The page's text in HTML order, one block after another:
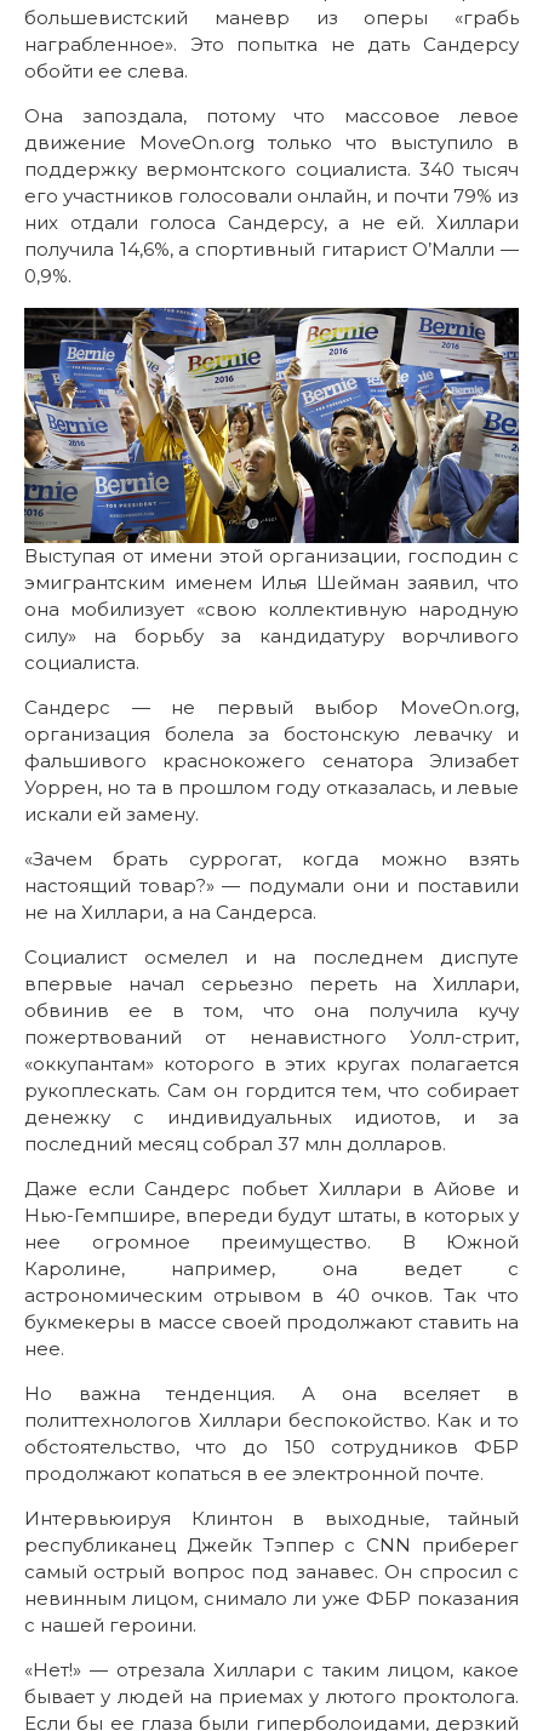
большевистский маневр из оперы «грабь
награбленное». Это попытка не дать Сандерсу
обойти ее слева.
Она запоздала, потому что массовое левое
движение MoveOn.org только что выступило в
поддержку вермонтского социалиста. 340 тысяч
его участников голосовали онлайн, и почти 79% из
них отдали голоса Сандерсу, а не ей. Хиллари
получила 14,6%, а спортивный гитарист О’Малли —
0,9%.
Выступая от имени этой организации, господин с
эмигрантским именем Илья Шейман заявил, что
она мобилизует «свою коллективную народную
силу» на борьбу за кандидатуру ворчливого
социалиста.
Сандерс — не первый выбор MoveOn.org,
организация болела за бостонскую левачку и
фальшивого краснокожего сенатора Элизабет
Уоррен, но та в прошлом году отказалась, и левые
искали ей замену.
«Зачем брать суррогат, когда можно взять
настоящий товар?» — подумали они и поставили
не на Хиллари, а на Сандерса.
Социалист осмелел и на последнем диспуте
впервые начал серьезно переть на Хиллари,
обвинив ее в том, что она получила кучу
пожертвований от ненавистного Уолл-стрит,
«оккупантам» которого в этих кругах полагается
рукоплескать. Сам он гордится тем, что собирает
денежку с индивидуальных идиотов, и за
последний месяц собрал 37 млн долларов.
Даже если Сандерс побьет Хиллари в Айове и
Нью-Гемпшире, впереди будут штаты, в которых у
нее огромное преимущество. В Южной
Каролине, например, она ведет с
астрономическим отрывом в 40 очков. Так что
букмекеры в массе своей продолжают ставить на
нее.
Но важна тенденция. А она вселяет в
политтехнологов Хиллари беспокойство. Как и то
обстоятельство, что до 150 сотрудников ФБР
продолжают копаться в ее электронной почте.
Интервьюируя Клинтон в выходные, тайный
республиканец Джейк Тэппер с CNN приберег
самый острый вопрос под занавес. Он спросил с
невинным лицом, снимало ли уже ФБР показания
с нашей героини.
«Нет!» — отрезала Хиллари с таким лицом, какое
бывает у людей на приемах у лютого проктолога.
Если бы ее глаза были гиперболоидами, дерзкий